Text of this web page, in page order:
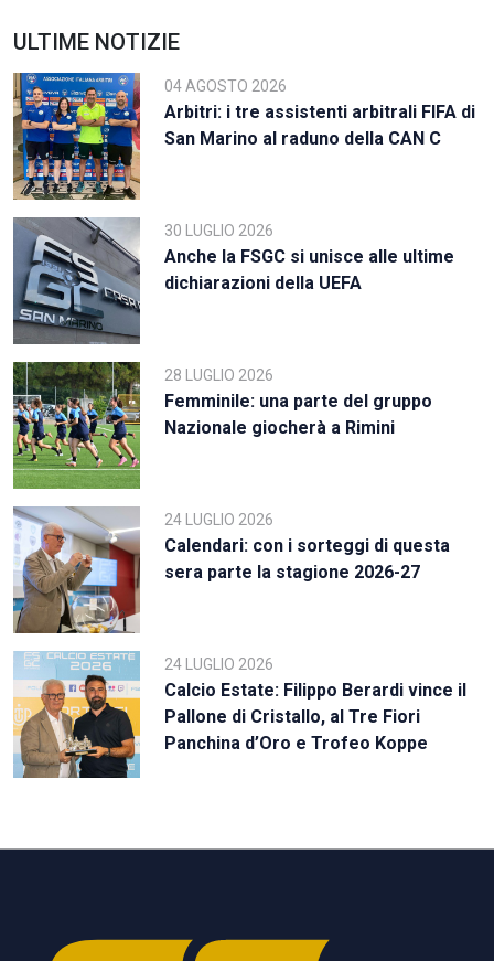
ULTIME NOTIZIE
04 AGOSTO 2026
Arbitri: i tre assistenti arbitrali FIFA di
San Marino al raduno della CAN C
30 LUGLIO 2026
Anche la FSGC si unisce alle ultime
dichiarazioni della UEFA
28 LUGLIO 2026
Femminile: una parte del gruppo
Nazionale giocherà a Rimini
24 LUGLIO 2026
Calendari: con i sorteggi di questa
sera parte la stagione 2026-27
24 LUGLIO 2026
Calcio Estate: Filippo Berardi vince il
Pallone di Cristallo, al Tre Fiori
Panchina d’Oro e Trofeo Koppe